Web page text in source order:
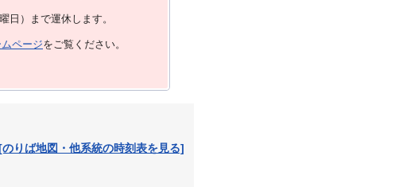
）まで運休します。
ページをご覧ください。
りば地図・他系統の時刻表を見る]